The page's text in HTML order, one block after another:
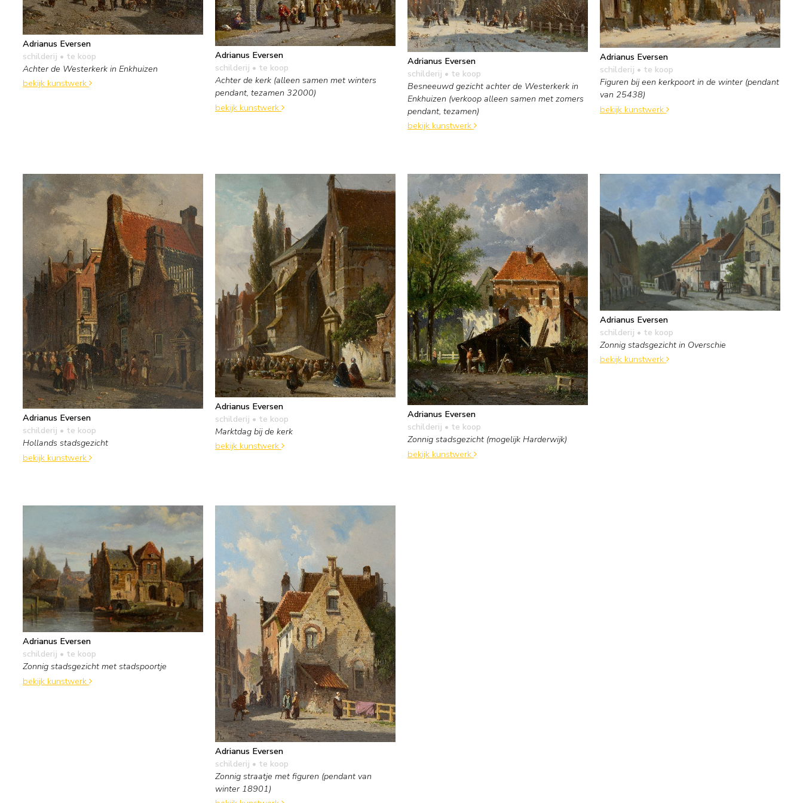
Adrianus Eversen
schilderij • te koop
Achter de Westerkerk in Enkhuizen
bekijk kunstwerk
Adrianus Eversen
schilderij • te koop
Achter de kerk (alleen samen met winters
pendant, tezamen 32000)
bekijk kunstwerk
Adrianus Eversen
schilderij • te koop
Besneeuwd gezicht achter de Westerkerk in
Enkhuizen (verkoop alleen samen met zomers
pendant, tezamen)
bekijk kunstwerk
Adrianus Eversen
schilderij • te koop
Figuren bij een kerkpoort in de winter (pendant
van 25438)
bekijk kunstwerk
Adrianus Eversen
schilderij • te koop
Hollands stadsgezicht
bekijk kunstwerk
Adrianus Eversen
schilderij • te koop
Marktdag bij de kerk
bekijk kunstwerk
Adrianus Eversen
schilderij • te koop
Zonnig stadsgezicht (mogelijk Harderwijk)
bekijk kunstwerk
Adrianus Eversen
schilderij • te koop
Zonnig stadsgezicht in Overschie
bekijk kunstwerk
Adrianus Eversen
schilderij • te koop
Zonnig stadsgezicht met stadspoortje
bekijk kunstwerk
Adrianus Eversen
schilderij • te koop
Zonnig straatje met figuren (pendant van
winter 18901)